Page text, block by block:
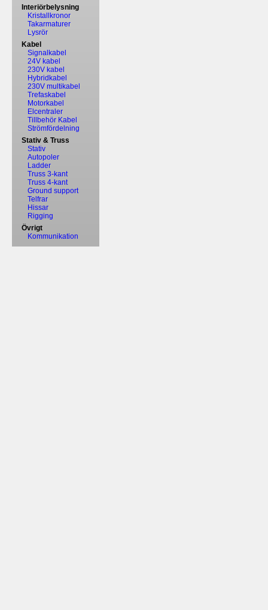
Interiörbelysning
Kristallkronor
Takarmaturer
Lysrör
Kabel
Signalkabel
24V kabel
230V kabel
Hybridkabel
230V multikabel
Trefaskabel
Motorkabel
Elcentraler
Tillbehör Kabel
Strömfördelning
Stativ & Truss
Stativ
Autopoler
Ladder
Truss 3-kant
Truss 4-kant
Ground support
Telfrar
Hissar
Rigging
Övrigt
Kommunikation